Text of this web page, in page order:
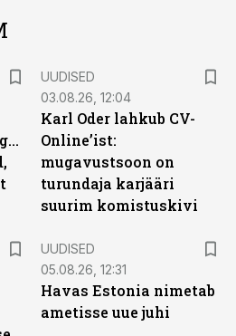
UUDISED
03.08.26, 12:04
Karl Oder lahkub CV-
Online’ist:
mugavustsoon on
turundaja karjääri
suurim komistuskivi
UUDISED
05.08.26, 12:31
Havas Estonia nimetab
ametisse uue juhi